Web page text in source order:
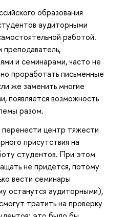
образования
аудиторными
работой.
и семинарами, часто не
проработать письменные
же заменить многие
появляется возможность
разом.
перенести центр тяжести
присутствия на
студентов. При этом
не придется, потому
вести семинары
останутся аудиторными),
тратить на проверку